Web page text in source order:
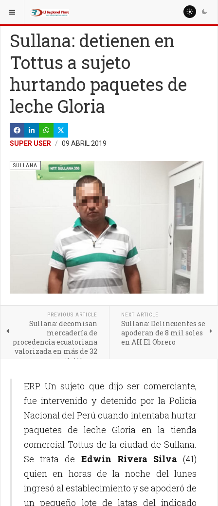
ESTÁ AQUÍ:
Sullana: detienen en
Tottus a sujeto
hurtando paquetes de
leche Gloria
SUPER USER 09 ABRIL 2019
SULLANA
PREVIOUS ARTICLE
Sullana: decomisan
mercadería de
procedencia ecuatoriana
valorizada en más de 32
mil dólares
NEXT ARTICLE
Sullana: Delincuentes se
apoderan de 8 mil soles
en AH El Obrero
ERP. Un sujeto que dijo ser comerciante,
fue intervenido y detenido por la Policía
Nacional del Perú cuando intentaba hurtar
paquetes de leche Gloria en la tienda
comercial Tottus de la ciudad de Sullana.
Se trata de Edwin Rivera Silva (41)
quien en horas de la noche del lunes
ingresó al establecimiento y se apoderó de
un pequeño lote de latas del indicado